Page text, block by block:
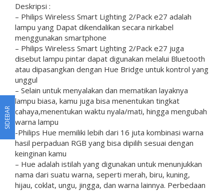
Deskripsi :
– Philips Wireless Smart Lighting 2/Pack e27 adalah
lampu yang Dapat dikendalikan secara nirkabel
menggunakan smartphone
– Philips Wireless Smart Lighting 2/Pack e27 juga
disebut lampu pintar dapat digunakan melalui Bluetooth
atau dipasangkan dengan Hue Bridge untuk kontrol yang
unggul
– Selain untuk menyalakan dan mematikan layaknya
lampu biasa, kamu juga bisa menentukan tingkat
cahaya,menentukan waktu nyala/mati, hingga mengubah
warna lampu
-Philips Hue memiliki lebih dari 16 juta kombinasi warna
hasil perpaduan RGB yang bisa dipilih sesuai dengan
keinginan kamu
– Hue adalah istilah yang digunakan untuk menunjukkan
nama dari suatu warna, seperti merah, biru, kuning,
hijau, coklat, ungu, jingga, dan warna lainnya. Perbedaan
SIDEBAR